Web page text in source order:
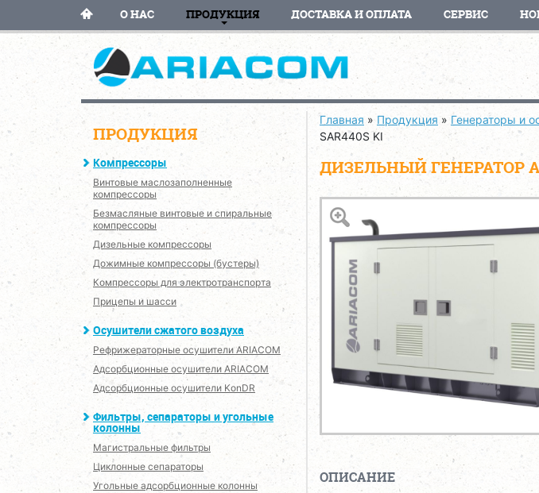
О НАС ПРОДУКЦИЯ ДОСТАВКА И ОПЛАТА СЕРВИС
ПРОДУКЦИЯ
Компрессоры
Винтовые маслозаполненные
компрессоры
Безмасляные винтовые и спиральные
компрессоры
Дизельные компрессоры
Дожимные компрессоры (бустеры)
Компрессоры для электротранспорта
Прицепы и шасси
Осушители сжатого воздуха
Рефрижераторные осушители ARIACOM
Адсорбционные осушители ARIACOM
Адсорбционные осушители KonDR
Фильтры, сепараторы и угольные
колонны
Магистральные фильтры
Циклонные сепараторы
Угольные адсорбционные колонны
Главная » Продукция » Генераторы и
SAR440S KI
ДИЗЕЛЬНЫЙ ГЕНЕРАТОР
ОПИСАНИЕ